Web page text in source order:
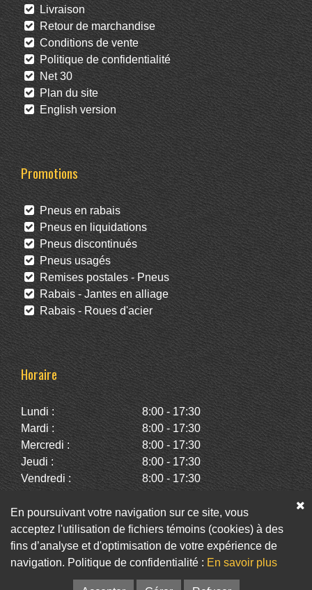
Livraison
Retour de marchandise
Conditions de vente
Politique de confidentialité
Net 30
Plan du site
English version
Promotions
Pneus en rabais
Pneus en liquidations
Pneus discontinués
Pneus usagés
Remises postales - Pneus
Rabais - Jantes en alliage
Rabais - Roues d'acier
Horaire
Lundi :
8:00 - 17:30
Mardi :
8:00 - 17:30
Mercredi :
8:00 - 17:30
Jeudi :
8:00 - 17:30
Vendredi :
8:00 - 17:30
Dimanche :
Fermé
Facebook Twitter Infolettre
En poursuivant votre navigation sur ce site, vous
acceptez l'utilisation de fichiers témoins (cookies) à des
fins d’analyse et d'optimisation de votre expérience de
navigation. Politique de confidentialité : En savoir plus